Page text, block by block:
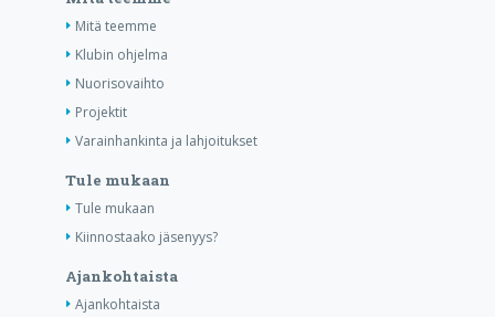
Mitä teemme
Klubin ohjelma
Nuorisovaihto
Projektit
Varainhankinta ja lahjoitukset
Tule mukaan
Tule mukaan
Kiinnostaako jäsenyys?
Ajankohtaista
Ajankohtaista